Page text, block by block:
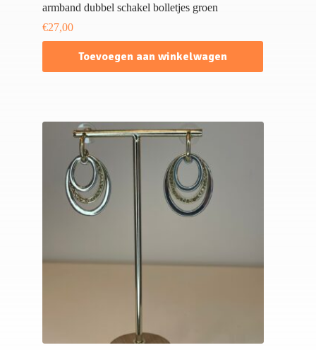
armband dubbel schakel bolletjes groen
€27,00
Toevoegen aan winkelwagen